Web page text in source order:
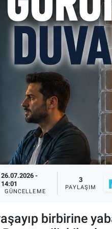
26.07.2026 -
14:01
GÜNCELLEME
3
PAYLAŞIM
birbirine